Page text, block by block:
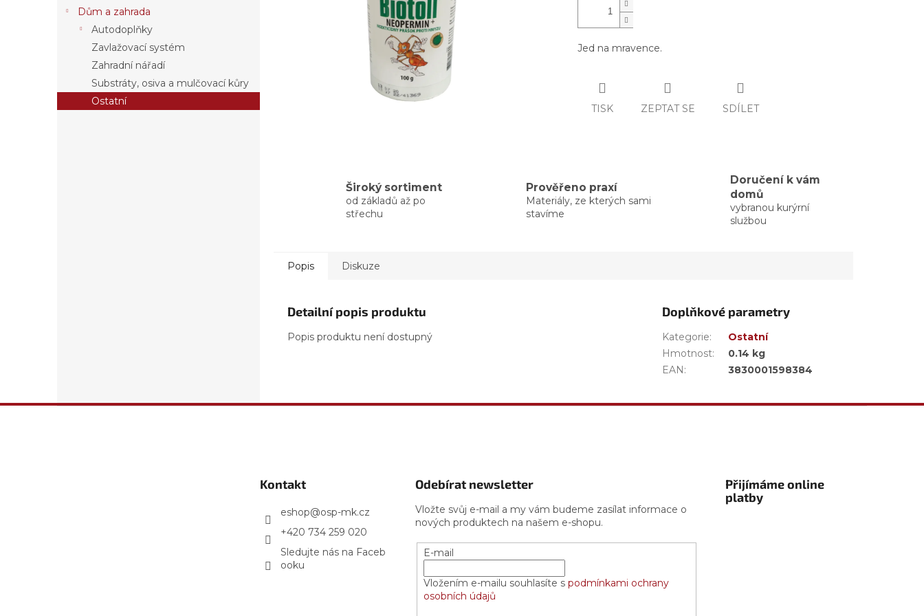
Dům a zahrada
Autodoplňky
Zavlažovací systém
Zahradní nářadí
Substráty, osiva a mulčovací kůry
Ostatní
Jed na mravence.
TISK ZEPTAT SE SDÍLET
Široký sortiment
od základů až po
střechu
Prověřeno praxí
Materiály, ze kterých sami
stavíme
Doručení k vám
domů
vybranou kurýrní
službou
Popis Diskuze
Detailní popis produktu
Popis produktu není dostupný
Doplňkové parametry
Kategorie:
Ostatní
Hmotnost:
0.14 kg
EAN : 3830001598384
Kontakt
eshop@osp-mk.cz
+420 734 259 020
Sledujte nás na Faceb
ooku
Odebírat newsletter
Vložte svůj e-mail a my vám budeme zasílat informace o
nových produktech na našem e-shopu.
E-mail
Vložením e-mailu souhlasíte s podmínkami ochrany
osobních údajů
Přijímáme online
platby